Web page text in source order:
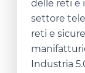
delle reti e
settore
reti e
Industria